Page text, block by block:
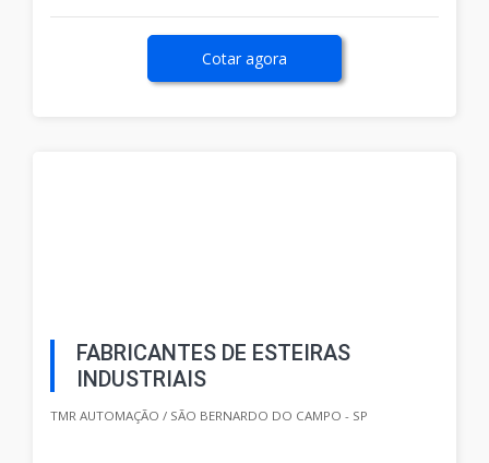
Cotar agora
FABRICANTES DE ESTEIRAS
INDUSTRIAIS
TMR AUTOMAÇÃO / SÃO BERNARDO DO CAMPO - SP